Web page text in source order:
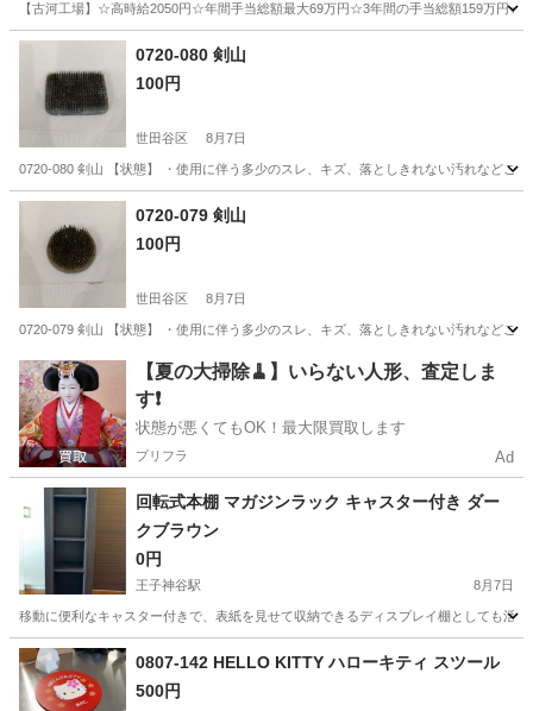
【古河工場】☆高時給2050円☆年間手当総額最大69万円☆3年間の手当総額159万円☆
茨城 古河市
0720-080 剣山
100円
世田谷区 8月7日
0720-080 剣山 【状態】 ・使用に伴う多少のスレ、キズ、落としきれない汚れなど
東京 世田谷区 インテリア雑貨/小物
0720-079 剣山
100円
世田谷区 8月7日
0720-079 剣山 【状態】 ・使用に伴う多少のスレ、キズ、落としきれない汚れなど
東京 世田谷区 インテリア雑貨/小物 剣山
【夏の大掃除🧹】いらない人形、査定しま
す❗️
状態が悪くてもOK！最大限買取します
プリフラ Ad
回転式本棚 マガジンラック キャスター付き ダー
クブラウン
0円
王子神谷駅 8月7日
移動に便利なキャスター付きで、表紙を見せて収納できるディスプレイ棚としても活
東京 北区
0807-142 HELLO KITTY ハローキティ スツール
500円